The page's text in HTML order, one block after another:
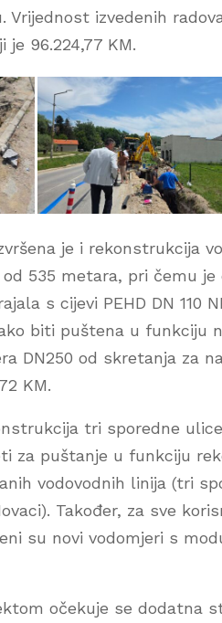
Vrijednost izvedenih
96.224,77 KM.
je i rekonstrukcija
535 metara, pri čemu
s cijevi PEHD DN 110
biti puštena u funkciju
DN250 od skretanja za
KM.
tri sporedne
za puštanje u funkciju
vodovodnih linija (tri
Također, za sve
su novi vodomjeri s
očekuje se dodatna